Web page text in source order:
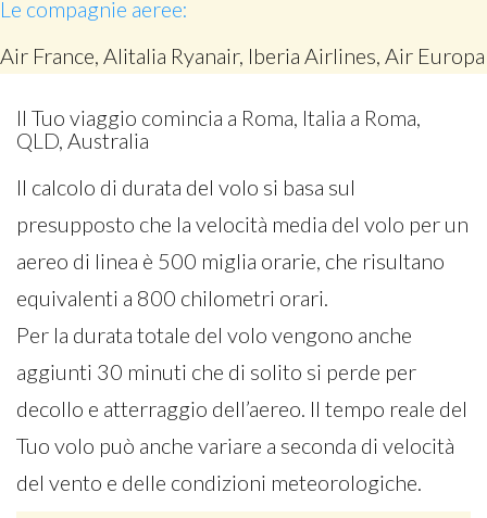
Le compagnie aeree:
Air France, Alitalia Ryanair, Iberia Airlines, Air Europa
Il Tuo viaggio comincia a Roma, Italia a Roma,
QLD, Australia
Il calcolo di durata del volo si basa sul
presupposto che la velocità media del volo per un
aereo di linea è 500 miglia orarie, che risultano
equivalenti a 800 chilometri orari.
Per la durata totale del volo vengono anche
aggiunti 30 minuti che di solito si perde per
decollo e atterraggio dell’aereo. Il tempo reale del
Tuo volo può anche variare a seconda di velocità
del vento e delle condizioni meteorologiche.